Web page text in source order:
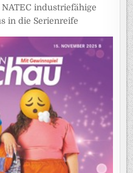
industriefähige
in die Serienreife